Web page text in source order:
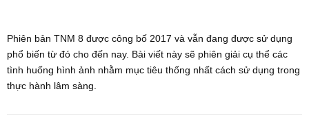
Phiên bản TNM 8 được công bố 2017 và vẫn đang được sử dụng
phổ biến từ đó cho đến nay. Bài viết này sẽ phiên giải cụ thể các
tình huống hình ảnh nhằm mục tiêu thống nhất cách sử dụng trong
thực hành lâm sàng.